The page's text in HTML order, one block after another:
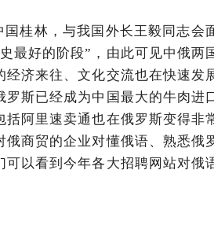
桂林，与我国外长王毅同志会
最好的阶段”，由此可见中俄两
济来往、文化交流也在快速发
斯已经成为中国最大的牛肉进
阿里速卖通也在俄罗斯变得非
商贸的企业对懂俄语、熟悉俄
以看到今年各大招聘网站对俄